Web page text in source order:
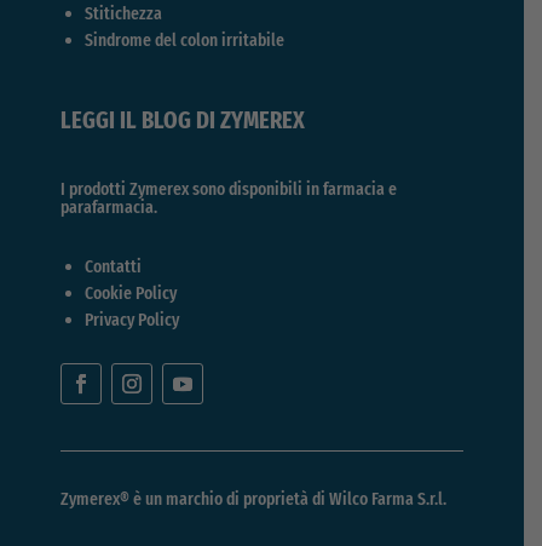
Stitichezza
Sindrome del colon irritabile
LEGGI IL BLOG DI ZYMEREX
I prodotti Zymerex sono disponibili in farmacia e
parafarmacia.
Contatti
Cookie Policy
Privacy Policy
Zymerex® è un marchio di proprietà di Wilco Farma S.r.l.